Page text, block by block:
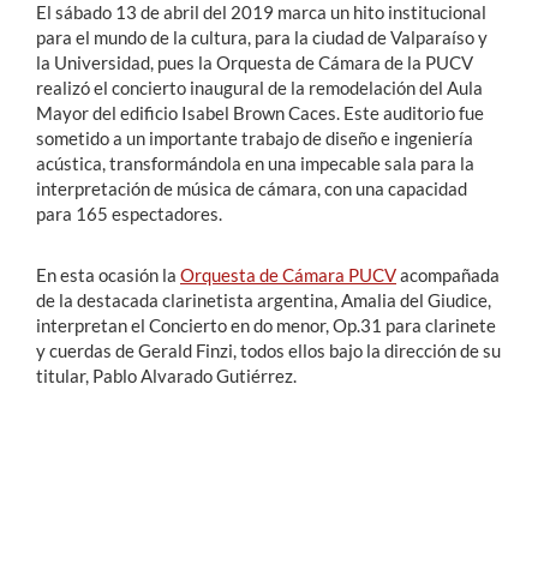
El sábado 13 de abril del 2019 marca un hito institucional
para el mundo de la cultura, para la ciudad de Valparaíso y
la Universidad, pues la Orquesta de Cámara de la PUCV
realizó el concierto inaugural de la remodelación del Aula
Mayor del edificio Isabel Brown Caces. Este auditorio fue
sometido a un importante trabajo de diseño e ingeniería
acústica, transformándola en una impecable sala para la
interpretación de música de cámara, con una capacidad
para 165 espectadores.
En esta ocasión la Orquesta de Cámara PUCVacompañada
de la destacada clarinetista argentina, Amalia del Giudice,
interpretan el Concierto en do menor, Op.31 para clarinete
y cuerdas de Gerald Finzi, todos ellos bajo la dirección de su
titular, Pablo Alvarado Gutiérrez.